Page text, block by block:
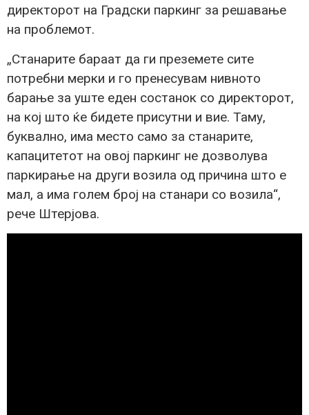
директорот на Градски паркинг за решавање
на проблемот.
„Станарите бараат да ги преземете сите
потребни мерки и го пренесувам нивното
барање за уште еден состанок со директорот,
на кој што ќе бидете присутни и вие. Таму,
буквално, има место само за станарите,
капацитетот на овој паркинг не дозволува
паркирање на други возила од причина што е
мал, а има голем број на станари со возила“,
рече Штерјова.